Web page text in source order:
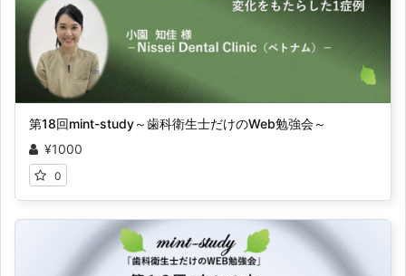
第18回mint-study～歯科衛生士だけのWeb勉強会～
¥1000
0